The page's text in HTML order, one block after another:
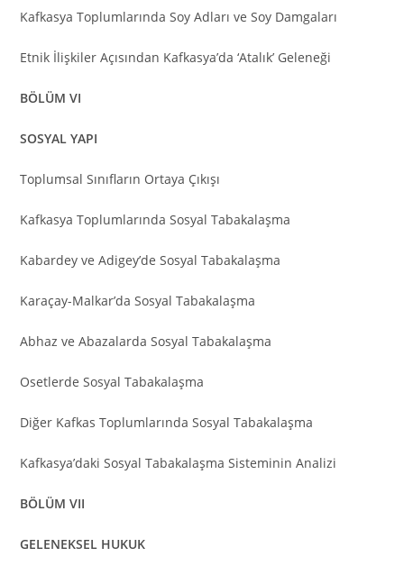
Kafkasya Toplumlarında Soy Adları ve Soy Damgaları
Etnik İlişkiler Açısından Kafkasya’da ‘Atalık’ Geleneği
BÖLÜM VI
SOSYAL YAPI
Toplumsal Sınıfların Ortaya Çıkışı
Kafkasya Toplumlarında Sosyal Tabakalaşma
Kabardey ve Adigey’de Sosyal Tabakalaşma
Karaçay-Malkar’da Sosyal Tabakalaşma
Abhaz ve Abazalarda Sosyal Tabakalaşma
Osetlerde Sosyal Tabakalaşma
Diğer Kafkas Toplumlarında Sosyal Tabakalaşma
Kafkasya’daki Sosyal Tabakalaşma Sisteminin Analizi
BÖLÜM VII
GELENEKSEL HUKUK